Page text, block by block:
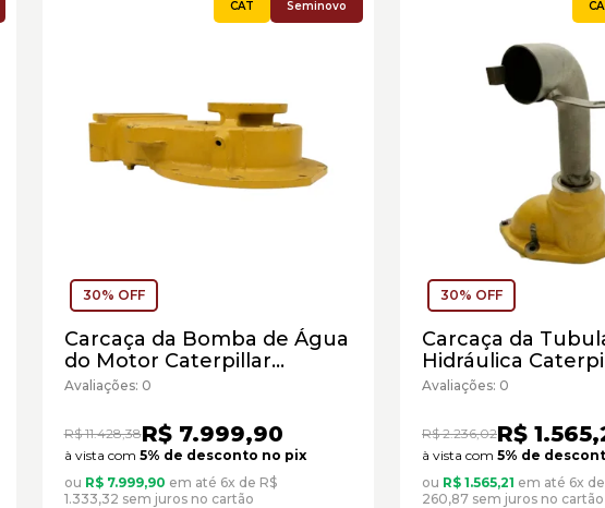
Seminovo
30% OFF
Carcaça da Bomba de Água
do Motor Caterpillar
Cód:5S1215 - Seminovo
Avaliações: 0
R$ 11.428,38R$ 7.999,90
à vista com 5% de desconto no pix
ou R$ 7.999,90 em até 6x de R$
1.333,32 sem juros no cartão
30% OFF
Carcaça da
Hidráulica
Cód:4506468 -
Avaliações: 0
R$ 2.236,02R$
à vista com 5% de
ou R$ 1.565,21 em até 6x
260,87 sem juros no cartão